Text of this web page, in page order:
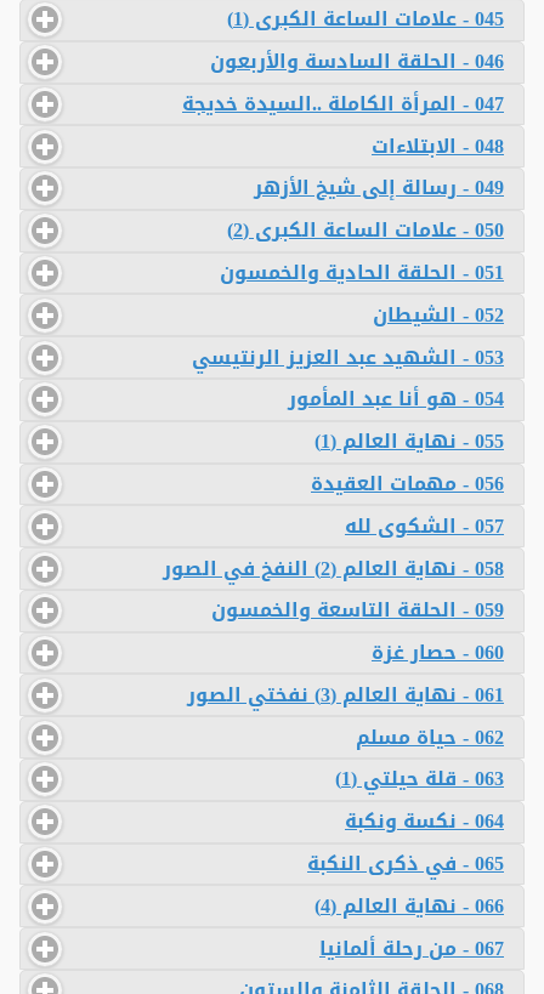
045 - علامات الساعة الكبرى (1)
046 - الحلقة السادسة والأربعون
047 - المرأة الكاملة ..السيدة خديجة
048 - الابتلاءات
049 - رسالة إلى شيخ الأزهر
050 - علامات الساعة الكبرى (2)
051 - الحلقة الحادية والخمسون
052 - الشيطان
053 - الشهيد عبد العزيز الرنتيسي
054 - هو أنا عبد المأمور
055 - نهاية العالم (1)
056 - مهمات العقيدة
057 - الشكوى لله
058 - نهاية العالم (2) النفخ في الصور
059 - الحلقة التاسعة والخمسون
060 - حصار غزة
061 - نهاية العالم (3) نفختي الصور
062 - حياة مسلم
063 - قلة حيلتي (1)
064 - نكسة ونكبة
065 - في ذكرى النكبة
066 - نهاية العالم (4)
067 - من رحلة ألمانيا